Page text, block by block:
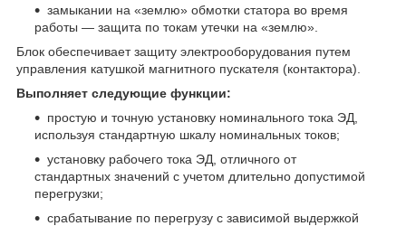
замыкании на «землю» обмотки статора во время
работы — защита по токам утечки на «землю».
Блок обеспечивает защиту электрооборудования путем
управления катушкой магнитного пускателя (контактора).
Выполняет следующие функции:
простую и точную установку номинального тока ЭД,
используя стандартную шкалу номинальных токов;
установку рабочего тока ЭД, отличного от
стандартных значений с учетом длительно допустимой
перегрузки;
срабатывание по перегрузу с зависимой выдержкой